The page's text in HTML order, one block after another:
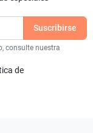
consulte nuestra
de